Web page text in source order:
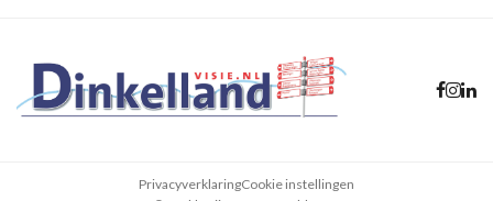
PrivacyverklaringCookie instellingen